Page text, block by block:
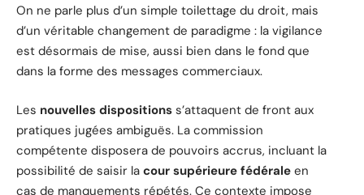
On ne parle plus d’un simple toilettage du droit, mais
d’un véritable changement de paradigme : la vigilance
est désormais de mise, aussi bien dans le fond que
dans la forme des messages commerciaux.
Les nouvelles dispositions s’attaquent de front aux
pratiques jugées ambiguës. La commission
compétente disposera de pouvoirs accrus, incluant la
possibilité de saisir la cour supérieure fédérale en
cas de manquements répétés. Ce contexte impose